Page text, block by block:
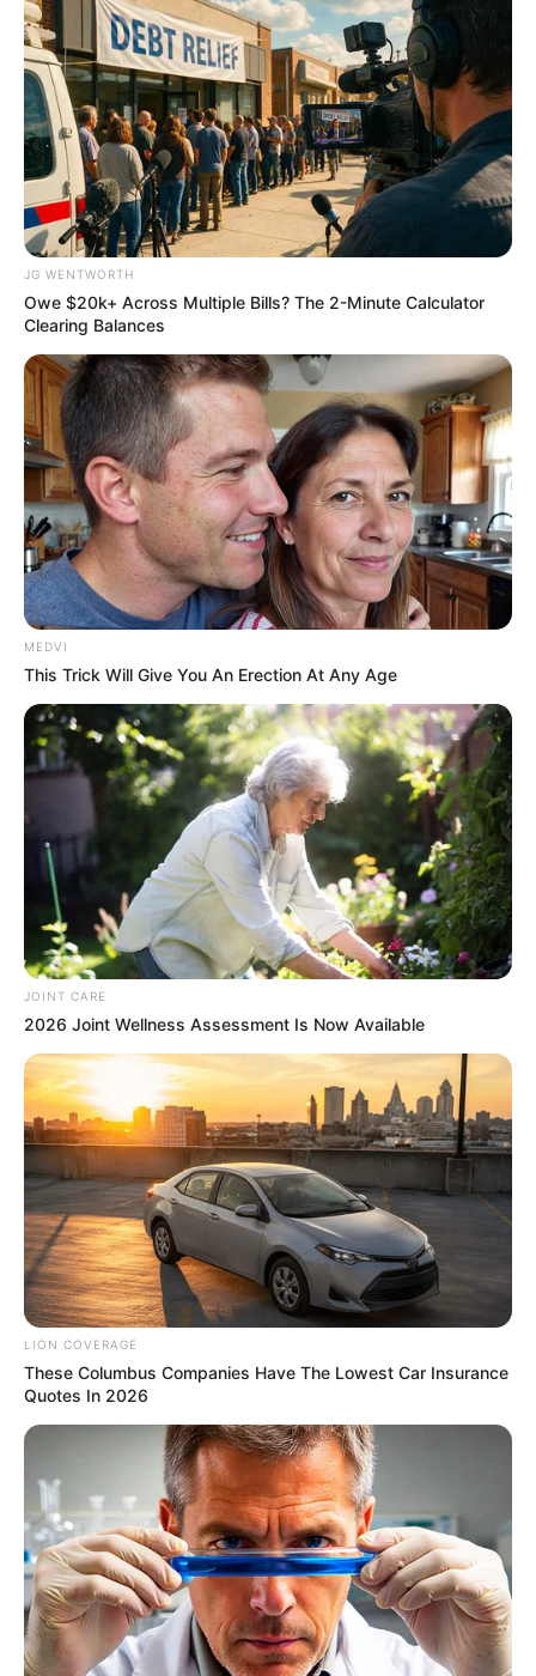
Why this ordinary drink is the secret to feeling your
best every day
CTA FAVORITE
Why this ordinary drink is the secret to feeling your
best every day
CTA FAVORITE
How Did They Get Gina Carano To Take It All Back?
BRAINBERRIES
Why this ordinary drink is the secret to feeling your
best every day
CTA LOVE
Gina Carano Finally Admits What Some Suspected
All Along
JG WENTWORTH
Owe $20k+ Across Multiple Bills? The 2-Minute Calculator
Clearing Balances
MEDVI
This Trick Will Give You An Erection At Any Age
JOINT CARE
2026 Joint Wellness Assessment Is Now Available
LION COVERAGE
These Columbus Companies Have The Lowest Car Insurance
Quotes In 2026